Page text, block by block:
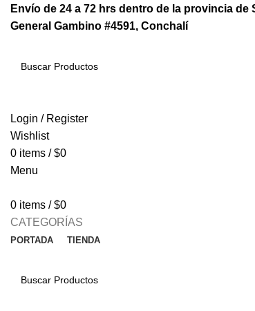
Envío de 24 a 72 hrs dentro de la provincia de
General Gambino #4591, Conchalí
Login / Register
Wishlist
0 items / $0
Menu
0 items / $0
CATEGORÍAS
PORTADA
TIENDA